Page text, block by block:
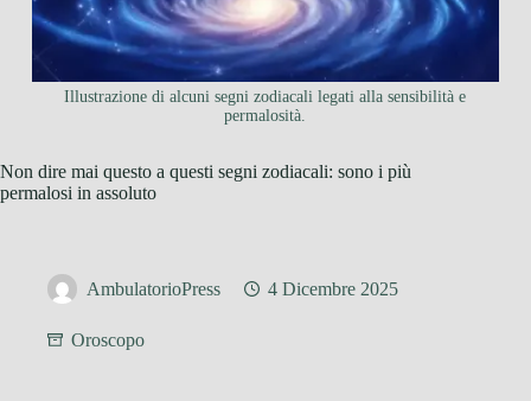
Illustrazione di alcuni segni zodiacali legati alla sensibilità e
permalosità.
Non dire mai questo a questi segni zodiacali: sono i più
permalosi in assoluto
AmbulatorioPress 4 Dicembre 2025
Oroscopo